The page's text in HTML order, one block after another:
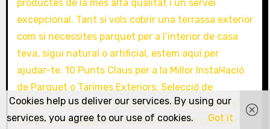
Cookies help us deliver our services. By using our
services, you agree to our use of cookies.
Got it